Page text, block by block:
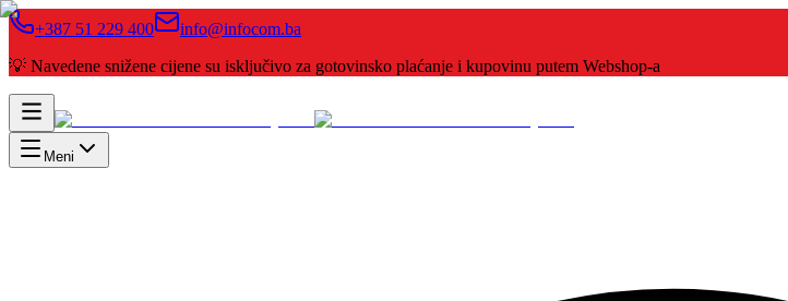
+387 51 229 400
info@infocom.ba
💡 Navedene snižene cijene su isključivo za gotovinsko plaćanje i kupovinu putem Webshop-a
Meni